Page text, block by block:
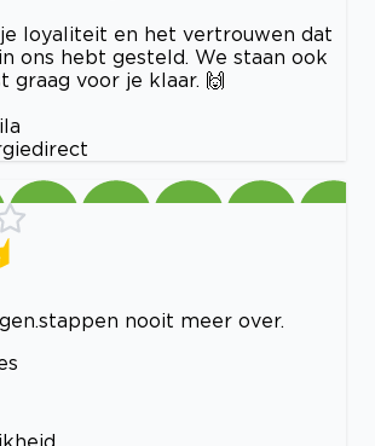
loyaliteit en het vertrouwen dat
ons hebt gesteld. We staan ook
graag voor je klaar. 🙌
nooit meer over.